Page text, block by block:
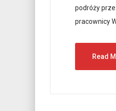
podróży
pracownicy
Read